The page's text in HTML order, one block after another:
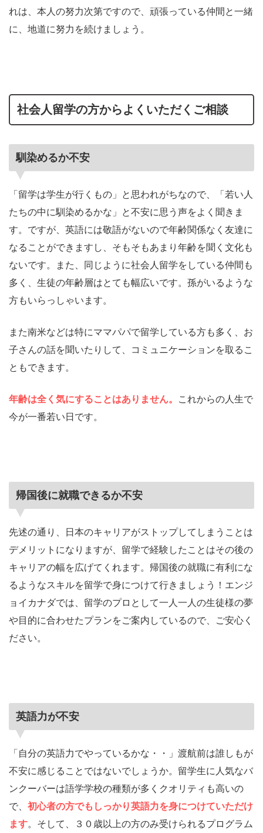
れは、本人の努力次第ですので、頑張っている仲間と一緒
に、地道に努力を続けましょう。
社会人留学の方からよくいただくご相談
馴染めるか不安
「留学は学生が行くもの」と思われがちなので、「若い人
たちの中に馴染めるかな」と不安に思う声をよく聞きま
す。ですが、英語には敬語がないので年齢関係なく友達に
なることができますし、そもそもあまり年齢を聞く文化も
ないです。また、同じように社会人留学をしている仲間も
多く、生徒の年齢層はとても幅広いです。孫がいるような
方もいらっしゃいます。
また南米などは特にママパパで留学している方も多く、お
子さんの話を聞いたりして、コミュニケーションを取るこ
ともできます。
年齢は全く気にすることはありません。 これからの人生で
今が一番若い日です。
帰国後に就職できるか不安
先述の通り、日本のキャリアがストップしてしまうことは
デメリットになりますが、留学で経験したことはその後の
キャリアの幅を広げてくれます。帰国後の就職に有利にな
るようなスキルを留学で身につけて行きましょう！エンジ
ョイカナダでは、留学のプロとして一人一人の生徒様の夢
や目的に合わせたプランをご案内しているので、ご安心く
ださい。
英語力が不安
「自分の英語力でやっているかな・・」渡航前は誰しもが
不安に感じることではないでしょうか。留学生に人気なバ
ンクーバーは語学学校の種類が多くクオリティも高いの
で、 初心者の方でもしっかり英語力を身につけていただけ
ます。そして、３０歳以上の方のみ受けられるプログラム